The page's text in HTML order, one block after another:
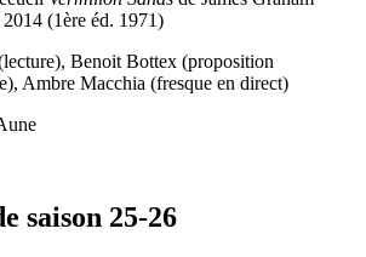
(1ère éd. 1971)
Benoit Bottex (proposition
Ambre Macchia (fresque en direct)
saison 25-26